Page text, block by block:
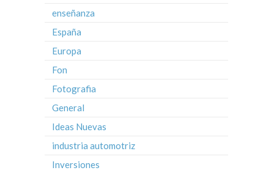
enseñanza
España
Europa
Fon
Fotografia
General
Ideas Nuevas
industria automotriz
Inversiones